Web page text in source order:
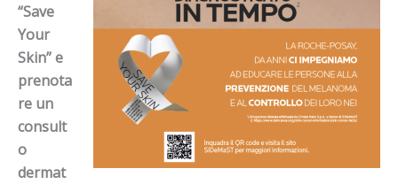
“Save
Your
Skin” e
prenota
re un
consult
o
dermat